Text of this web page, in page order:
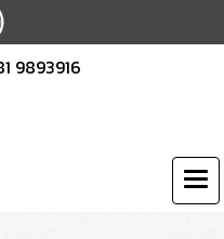
9893916